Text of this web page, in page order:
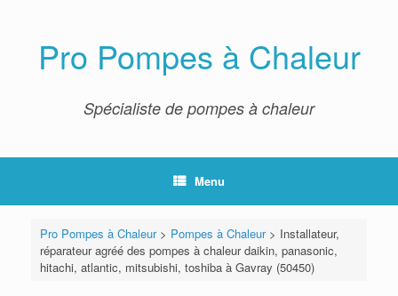
Pro Pompes à Chaleur
Spécialiste de pompes à chaleur
Menu
Pro Pompes à Chaleur> Pompes à Chaleur> Installateur,
réparateur agréé des pompes à chaleur daikin, panasonic,
hitachi, atlantic, mitsubishi, toshiba à Gavray (50450)